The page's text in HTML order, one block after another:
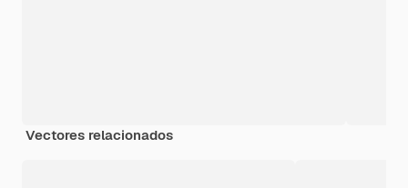
Vectores relacionados